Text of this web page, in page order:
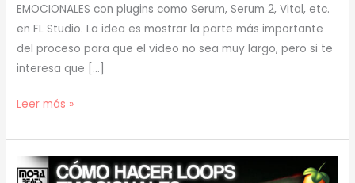
EMOCIONALES con plugins como Serum, Serum 2, Vital, etc.
en FL Studio. La idea es mostrar la parte más importante
del proceso para que el video no sea muy largo, pero si te
interesa que […]
[
]
para
Leer más »